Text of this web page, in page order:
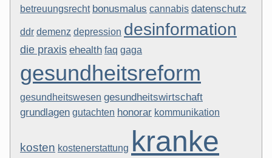
betreuungsrecht bonusmalus cannabis datenschutz
ddr demenz depression desinformation
die praxis ehealth faq gaga
gesundheitsreform
gesundheitswesen gesundheitswirtschaft
grundlagen gutachten honorar kommunikation
kosten kostenerstattung kranke